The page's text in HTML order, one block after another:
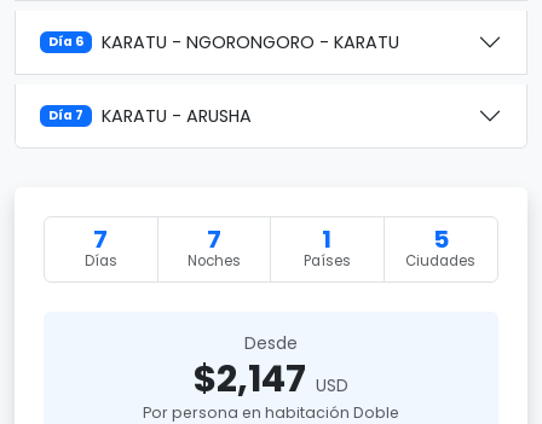
Día 6 KARATU - NGORONGORO - KARATU
Día 7 KARATU - ARUSHA
7
Días
7
Noches
1
Países
5
Ciudades
Desde
$2,147 USD
Por persona en habitación Doble